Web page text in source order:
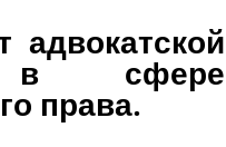
адвокатской
в сфере
права.